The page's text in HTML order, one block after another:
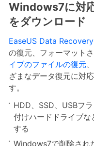
Windows7に対
をダウンロード
EaseUS Data
の復元、フォーマット
イブのファイルの復元
ざまなデータ復元に対
す。
HDD、SSD、USBフ
付けハードドライブ
する
Windows7で削除され